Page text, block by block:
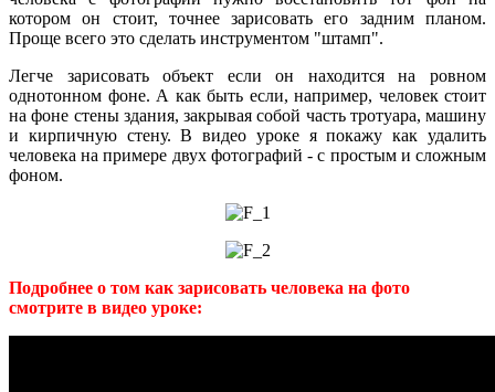
котором он стоит, точнее зарисовать его задним планом.
Проще всего это сделать инструментом "штамп".
Легче зарисовать объект если он находится на ровном
однотонном фоне. А как быть если, например, человек стоит
на фоне стены здания, закрывая собой часть тротуара, машину
и кирпичную стену. В видео уроке я покажу как удалить
человека на примере двух фотографий - с простым и сложным
фоном.
Подробнее о том как зарисовать человека на фото
смотрите в видео уроке: